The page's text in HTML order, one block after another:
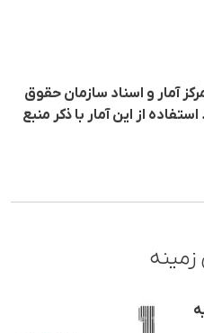
۱۱۸ مورد در مرکز آمار و اسناد سازمان حقوق
از این آمار با ذکر منبع
زمینه